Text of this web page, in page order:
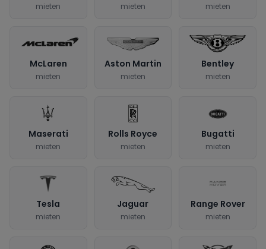
mieten mieten mieten
McLaren
mieten
Aston Martin
mieten
Bentley
mieten
Maserati
mieten
Rolls Royce
mieten
Bugatti
mieten
Tesla
mieten
Jaguar
mieten
Range Rover
mieten